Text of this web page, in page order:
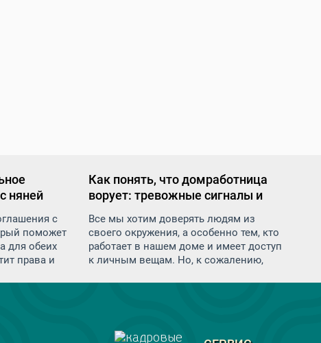
няней
с
поможет
для обеих
права и
Как понять, что домработница
ворует: тревожные сигналы и
меры предосторожности
Все мы хотим доверять людям из
своего окружения, а особенно тем, кто
работает в нашем доме и имеет доступ
к личным вещам. Но, к сожалению,
тема, которую многие предпочитают не